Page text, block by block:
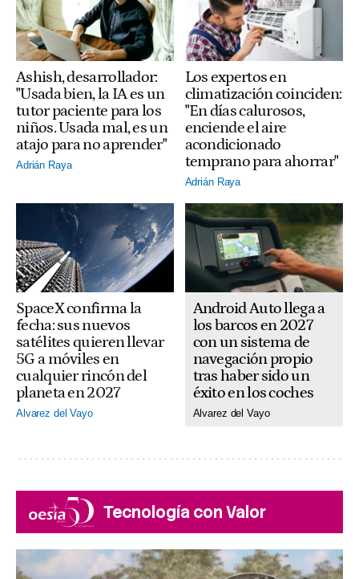
Ashish, desarrollador:
"Usada bien, la IA es un
tutor paciente para los
niños. Usada mal, es un
atajo para no aprender"
Adrián Raya
Los expertos en
climatización coinciden:
"En días calurosos,
enciende el aire
acondicionado
temprano para ahorrar"
Adrián Raya
SpaceX confirma la
fecha: sus nuevos
satélites quieren llevar
5G a móviles en
cualquier rincón del
planeta en 2027
Alvarez del Vayo
Android Auto llega a
los barcos en 2027
con un sistema de
navegación propio
tras haber sido un
éxito en los coches
Alvarez del Vayo
Tecnología con Valor